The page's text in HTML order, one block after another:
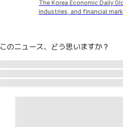
The Korea Economic Daily
industries, and financial
このニュース、どう思いますか？